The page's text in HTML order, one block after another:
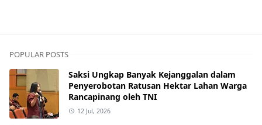
POPULAR POSTS
Saksi Ungkap Banyak Kejanggalan dalam
Penyerobotan Ratusan Hektar Lahan Warga
Rancapinang oleh TNI
12 Jul, 2026